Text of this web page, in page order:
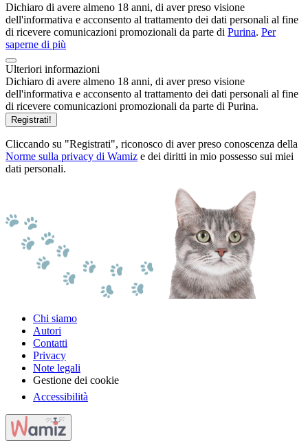
Dichiaro di avere almeno 18 anni, di aver preso visione
dell'informativa e acconsento al trattamento dei dati personali al fine
di ricevere comunicazioni promozionali da parte di Purina. Per
saperne di più
Ulteriori informazioni
Dichiaro di avere almeno 18 anni, di aver preso visione
dell'informativa e acconsento al trattamento dei dati personali al fine
di ricevere comunicazioni promozionali da parte di Purina.
Registrati!
Cliccando su "Registrati", riconosco di aver preso conoscenza della
Norme sulla privacy di Wamiz e dei diritti in mio possesso sui miei
dati personali.
Chi siamo
Autori
Contatti
Privacy
Note legali
Gestione dei cookie
Accessibilità